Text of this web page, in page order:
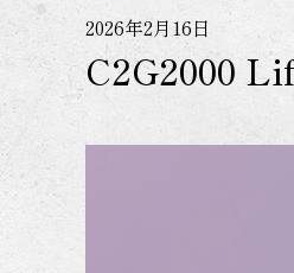
2026年2月16日
C2G2000